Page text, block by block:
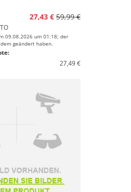
27,43 € 59,99 €
09.08.2026 um 01:18; der
geändert haben.
27,49 €